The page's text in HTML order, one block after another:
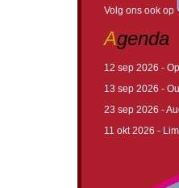
Volg ons ook op
Agenda
12 sep 2026 -
13 sep 2026 -
23 sep 2026 -
11 okt 2026 -